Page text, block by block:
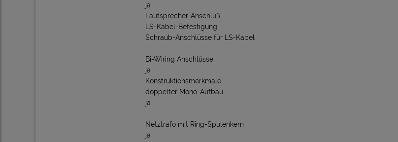
ja
Lautsprecher-Anschluß
LS-Kabel-Befestigung
Schraub-Anschlüsse für LS-Kabel
Bi-Wiring Anschlüsse
ja
Konstruktionsmerkmale
doppelter Mono-Aufbau
ja
Netztrafo mit Ring-Spulenkern
ja